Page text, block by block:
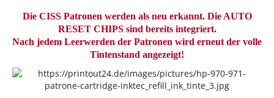
Die CISS Patronen werden als neu erkannt. Die AUTO
RESET CHIPS sind bereits integriert.
Nach jedem Leerwerden der Patronen wird erneut der volle
Tintenstand angezeigt!